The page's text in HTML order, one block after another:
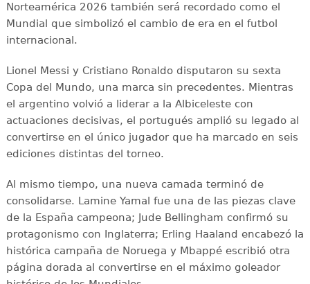
Norteamérica 2026 también será recordado como el
Mundial que simbolizó el cambio de era en el futbol
internacional.
Lionel Messi y Cristiano Ronaldo disputaron su sexta
Copa del Mundo, una marca sin precedentes. Mientras
el argentino volvió a liderar a la Albiceleste con
actuaciones decisivas, el portugués amplió su legado al
convertirse en el único jugador que ha marcado en seis
ediciones distintas del torneo.
Al mismo tiempo, una nueva camada terminó de
consolidarse. Lamine Yamal fue una de las piezas clave
de la España campeona; Jude Bellingham confirmó su
protagonismo con Inglaterra; Erling Haaland encabezó la
histórica campaña de Noruega y Mbappé escribió otra
página dorada al convertirse en el máximo goleador